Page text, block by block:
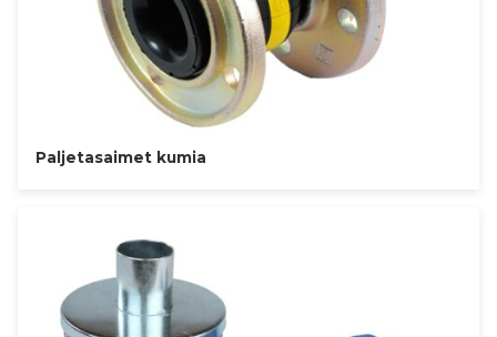
Paljetasaimet kumia